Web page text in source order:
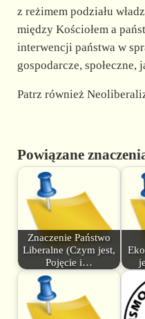
z reżimem podziału
między Kościołem a
interwencji państwa w
gospodarcze, społeczne,
Patrz również
Powiązane
Znaczenie Państwo
Liberalne (Czym jest,
Pojęcie i…